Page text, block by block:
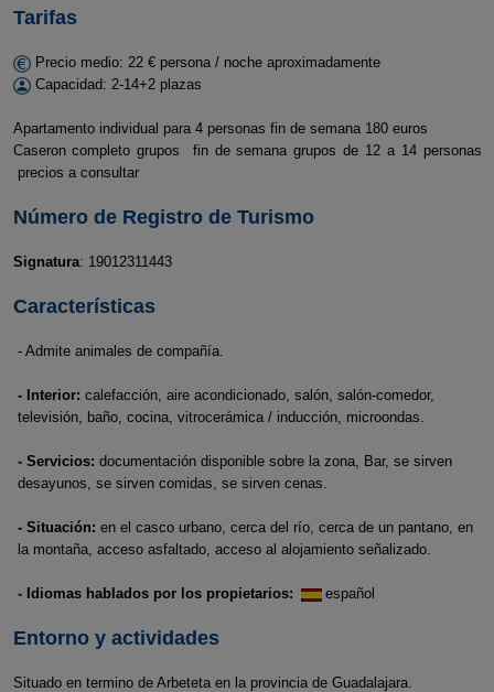
Tarifas
Precio medio: 22 € persona / noche aproximadamente
Capacidad: 2-14+2 plazas
Apartamento individual para 4 personas fin de semana 180 euros
Caseron completo grupos fin de semana grupos de 12 a 14 personas
precios a consultar
Número de Registro de Turismo
Signatura: 19012311443
Características
- Admite animales de compañía.
- Interior: calefacción, aire acondicionado, salón, salón-comedor,
televisión, baño, cocina, vitrocerámica / inducción, microondas.
- Servicios: documentación disponible sobre la zona, Bar, se sirven
desayunos, se sirven comidas, se sirven cenas.
- Situación: en el casco urbano, cerca del río, cerca de un pantano, en
la montaña, acceso asfaltado, acceso al alojamiento señalizado.
- Idiomas hablados por los propietarios: español
Entorno y actividades
Situado en termino de Arbeteta en la provincia de Guadalajara.